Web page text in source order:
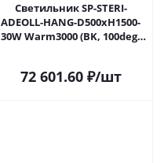
Светильник SP-STERI-
ADEOLL-HANG-D500xH1500-
30W Warm3000 (BK, 100deg,
72 601.60₽/шт